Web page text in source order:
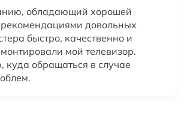
обладающий хорошей
довольных
быстро, качественно и
мой телевизор.
куда обращаться в случае